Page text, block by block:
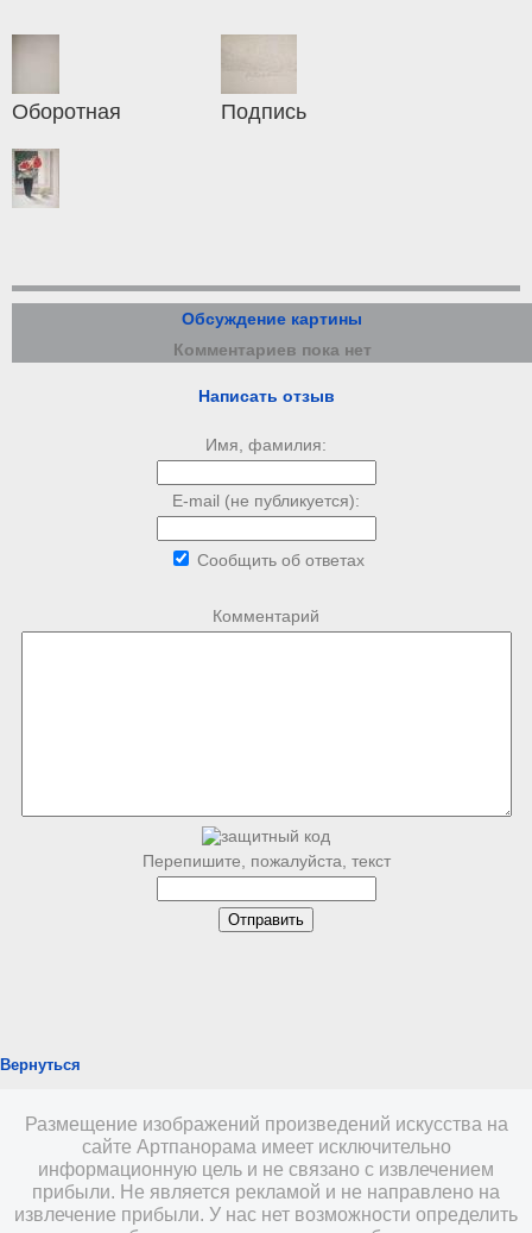
Оборотная Подпись
Обсуждение картины
Комментариев пока нет
Написать отзыв
Имя, фамилия:
E-mail (не публикуется):
Сообщить об ответах
Комментарий
Перепишите, пожалуйста, текст
Вернуться
Размещение изображений произведений искусства на
сайте Артпанорама имеет исключительно
информационную цель и не связано с извлечением
прибыли. Не является рекламой и не направлено на
извлечение прибыли. У нас нет возможности определить